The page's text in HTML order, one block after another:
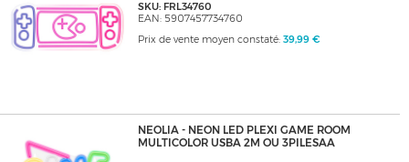
SKU: FRL34760
EAN: 5907457734760
Prix de vente moyen constaté: 39,99 €
NEOLIA - NEON LED PLEXI GAME ROOM
MULTICOLOR USBA 2M OU 3PILESAA